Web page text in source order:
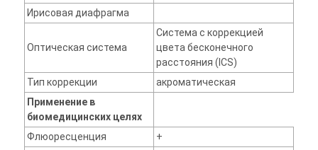
Ирисовая диафрагма
Оптическая система
Система с коррекцией
цвета бесконечного
расстояния (ICS)
Тип коррекции
акроматическая
Применение в
биомедицинских целях
Флюоресценция
+